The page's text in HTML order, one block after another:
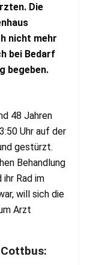
Die
nicht mehr
bei Bedarf
begeben.
48 Jahren
Uhr auf der
gestürzt.
Behandlung
ihr Rad im
will sich die
Arzt